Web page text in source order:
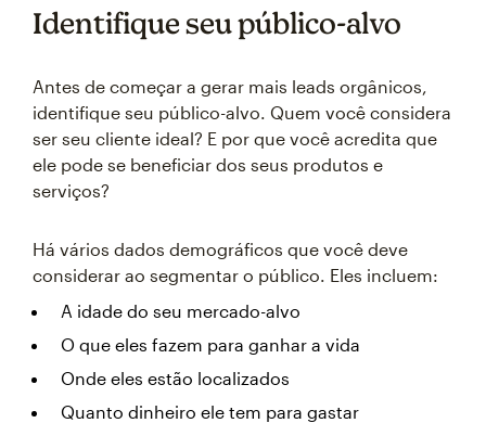
Identifique seu público-alvo
Antes de começar a gerar mais leads orgânicos,
identifique seu público-alvo. Quem você considera
ser seu cliente ideal? E por que você acredita que
ele pode se beneficiar dos seus produtos e
serviços?
Há vários dados demográficos que você deve
considerar ao segmentar o público. Eles incluem:
A idade do seu mercado-alvo
O que eles fazem para ganhar a vida
Onde eles estão localizados
Quanto dinheiro ele tem para gastar